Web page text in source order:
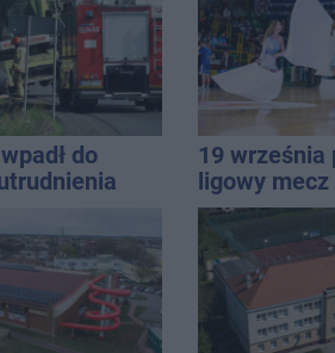
do
19 września
ligowy mecz
Znamy cały